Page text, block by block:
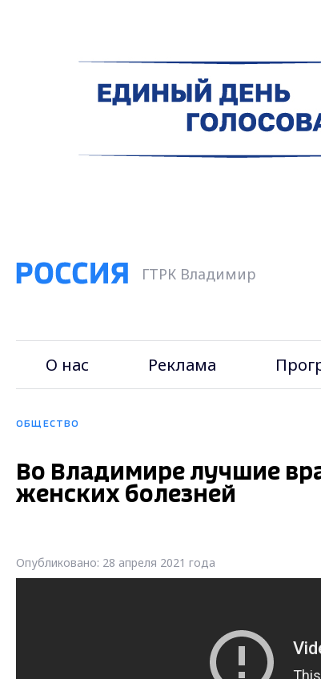
ГТРК Владимир
О нас Реклама
ОБЩЕСТВО
Во Владимире лучшие
женских болезней
Опубликовано: 28 апреля 2021 года